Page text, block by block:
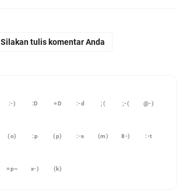
Silakan tulis komentar Anda
:-) :D =D :-d ;( ;-( @-)
(o) :p (p) :-s (m) 8-) :-t
=p~ x-) (k)